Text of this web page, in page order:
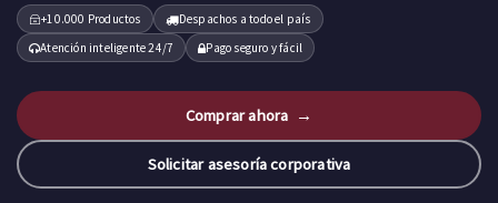
+10.000 Productos
Despachos a todo el país
Atención inteligente 24/7
Pago seguro y fácil
Comprar ahora →
Solicitar asesoría corporativa